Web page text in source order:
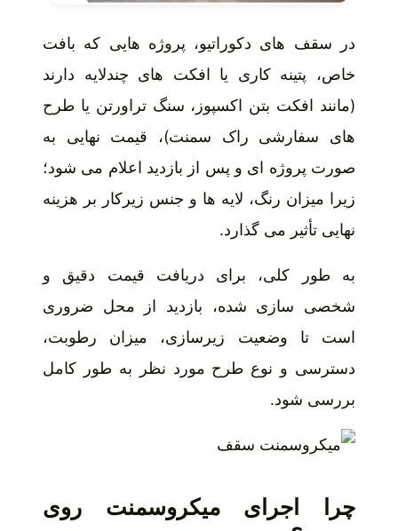
در سقف های دکوراتیو، پروژه هایی که بافت
خاص، پتینه کاری یا افکت های چندلایه دارند
(مانند افکت بتن اکسپوز، سنگ تراورتن یا طرح
های سفارشی راک سمنت)، قیمت نهایی به
صورت پروژه ای و پس از بازدید اعلام می شود؛
زیرا میزان رنگ، لایه ها و جنس زیرکار بر هزینه
نهایی تأثیر می گذارد.
به طور کلی، برای دریافت قیمت دقیق و
شخصی سازی شده، بازدید از محل ضروری
است تا وضعیت زیرسازی، میزان رطوبت،
دسترسی و نوع طرح مورد نظر به طور کامل
بررسی شود.
چرا اجرای میکروسمنت روی